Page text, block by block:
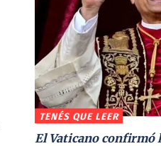
TENÉS QUE LEER
El Vaticano confirmó